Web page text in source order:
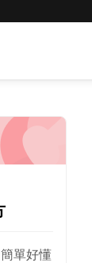
單好懂